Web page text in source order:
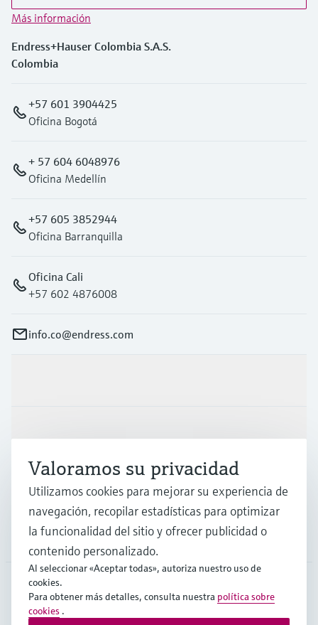
Más información
Endress+Hauser Colombia S.A.S.
Colombia
+57 601 3904425
Oficina Bogotá
+ 57 604 6048976
Oficina Medellín
+57 605 3852944
Oficina Barranquilla
Oficina Cali
+57 602 4876008
info.co@endress.com
Soporte
Compañía
Valoramos su privacidad
Utilizamos cookies para mejorar su experiencia de
navegación, recopilar estadísticas para optimizar
la funcionalidad del sitio y ofrecer publicidad o
contenido personalizado.
Al seleccionar «Aceptar todas», autoriza nuestro uso de
cookies.
Para obtener más detalles, consulta nuestra política sobre
cookies .